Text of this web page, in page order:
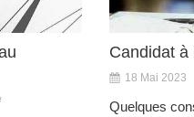
Candidat à
18 Mai 2023
Quelques